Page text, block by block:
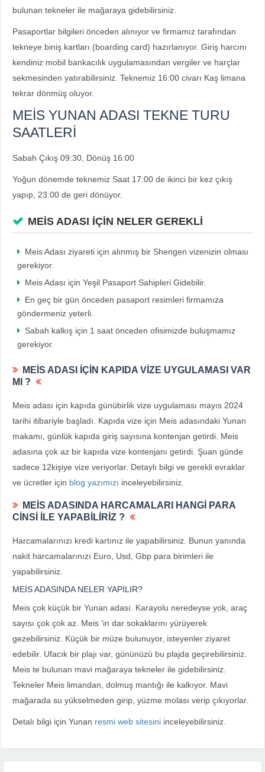
bulunan tekneler ile mağaraya gidebilirsiniz.
Pasaportlar bilgileri önceden alınıyor ve firmamız tarafından
tekneye biniş kartları (boarding card) hazırlanıyor. Giriş harcını
kendiniz mobil bankacılık uygulamasından vergiler ve harçlar
sekmesinden yatırabilirsiniz. Teknemiz 16:00 civarı Kaş limana
tekrar dönmüş oluyor.
MEİS YUNAN ADASI TEKNE TURU
SAATLERİ
Sabah Çıkış 09:30, Dönüş 16:00
Yoğun dönemde teknemiz Saat 17:00 de ikinci bir kez çıkış
yapıp, 23:00 de geri dönüyor.
MEİS ADASI İÇİN NELER GEREKLİ
Meis Adası ziyareti için alınmış bir Shengen vizenizin olması
gerekiyor.
Meis Adası için Yeşil Pasaport Sahipleri Gidebilir.
En geç bir gün önceden pasaport resimleri firmamıza
göndermeniz yeterli.
Sabah kalkış için 1 saat önceden ofisimizde buluşmamız
gerekiyor.
MEİS ADASI İÇİN KAPIDA VİZE UYGULAMASI VAR
MI ?
Meis adası için kapıda günübirlik vize uygulaması mayıs 2024
tarihi itibariyle başladı. Kapıda vize için Meis adasındaki Yunan
makamı, günlük kapıda giriş sayısına kontenjan getirdi. Meis
adasına çok az bir kapıda vize kontenjanı getirdi. Şuan günde
sadece 12kişiye vize veriyorlar. Detaylı bilgi ve gerekli evraklar
ve ücretler için blog yazımızı inceleyebilirsiniz.
MEİS ADASINDA HARCAMALARI HANGİ PARA
CİNSİ İLE YAPABİLİRİZ ?
Harcamalarınızı kredi kartınız ile yapabilirsiniz. Bunun yanında
nakit harcamalarınızı Euro, Usd, Gbp para birimleri ile
yapabilirsiniz.
MEİS ADASINDA NELER YAPILIR?
Meis çok küçük bir Yunan adası. Karayolu neredeyse yok, araç
sayısı çok çok az. Meis ‘in dar sokaklarını yürüyerek
gezebilirsiniz. Küçük bir müze bulunuyor, isteyenler ziyaret
edebilir. Ufacık bir plajı var, gününüzü bu plajda geçirebilirsiniz.
Meis te bulunan mavi mağaraya tekneler ile gidebilirsiniz.
Tekneler Meis limandan, dolmuş mantığı ile kalkıyor. Mavi
mağarada su yükselmeden girip, yüzme molası verip çıkıyorlar.
Detalı bilgi için Yunan resmi web sitesini inceleyebilirsiniz.